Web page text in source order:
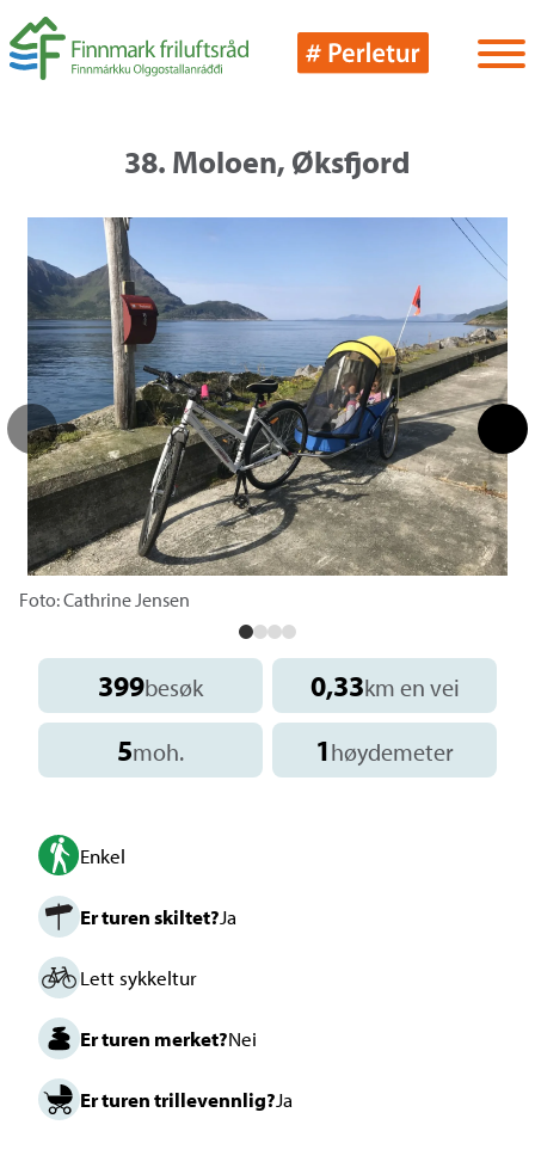
38. Moloen, Øksfjord
Foto: Cathrine Jensen
399besøk 0,33km en vei
5moh. 1høydemeter
Enkel
Er turen skiltet?Ja
Lett sykkeltur
Er turen merket?Nei
Er turen trillevennlig?Ja